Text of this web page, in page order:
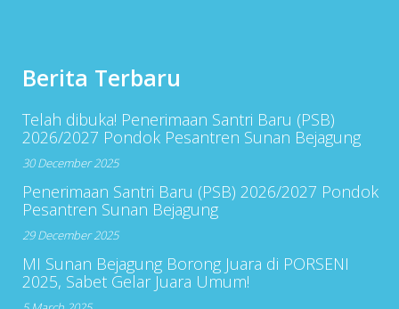
Berita Terbaru
Telah dibuka! Penerimaan Santri Baru (PSB)
2026/2027 Pondok Pesantren Sunan Bejagung
30 December 2025
Penerimaan Santri Baru (PSB) 2026/2027 Pondok
Pesantren Sunan Bejagung
29 December 2025
MI Sunan Bejagung Borong Juara di PORSENI
2025, Sabet Gelar Juara Umum!